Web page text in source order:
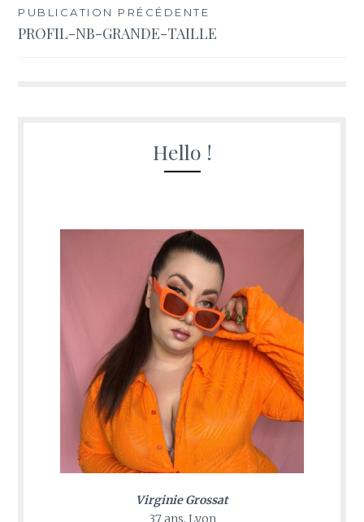
Navigation
de
PUBLICATION PRÉCÉDENTE
PROFIL-NB-GRANDE-TAILLE
Hello !
Virginie Grossat